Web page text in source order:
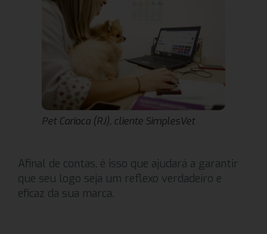
Pet Carioca (RJ), cliente SimplesVet
Afinal de contas, é isso que ajudará a garantir
que seu logo seja um reflexo verdadeiro e
eficaz da sua marca.